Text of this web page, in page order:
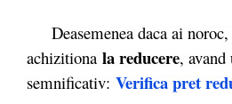
Deasemenea daca ai
achizitiona la reducere,
semnificativ: Verifica pret